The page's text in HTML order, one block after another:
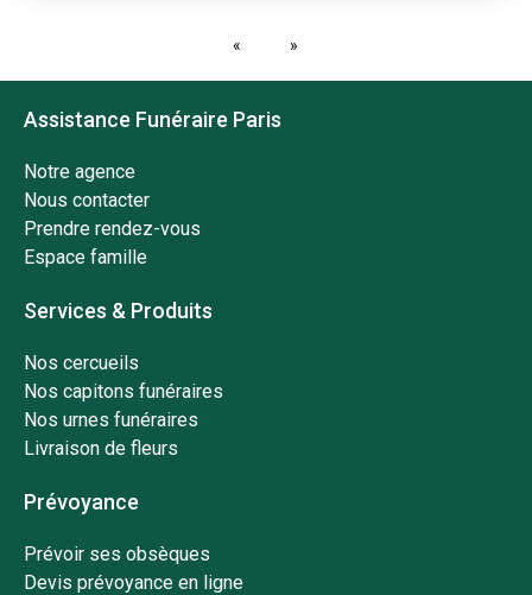
Assistance Funéraire Paris
Notre agence
Nous contacter
Prendre rendez-vous
Espace famille
Services & Produits
Nos cercueils
Nos capitons funéraires
Nos urnes funéraires
Livraison de fleurs
Prévoyance
Prévoir ses obsèques
Devis prévoyance en ligne